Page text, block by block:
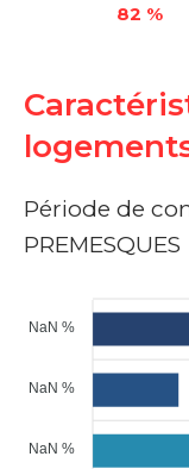
82 %
Période de
PREMESQUES
NaN %
NaN %
NaN %